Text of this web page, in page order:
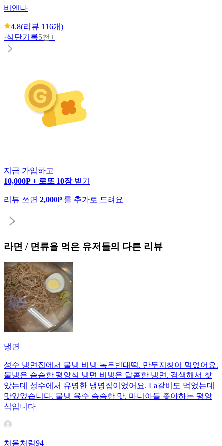
비엔나
4.8(리뷰 116개)
·식단기록5천+
지금 가입하고
10,000P + 로또 10장 받기
리뷰 쓰면 2,000P 를 추가로 드려요
라면 / 면류을 먹은 유저들의 다른 리뷰
냉면
성수 냉면집에서 물냉 비냉 녹두빈대떡. 만두지칭이 먹었어요.
물냉은 슴슴한 평양식 냉면 비냉은 달콤한 냉면. 검색해서 찿
았는데 성수에서 유명한 냉명집이었어요. La갈비도 먹었는데
맛있었습니다. 물냉 육수 슴슴한 맛. 마니아들 좋아하는 평양
식입니다
처음처럼94